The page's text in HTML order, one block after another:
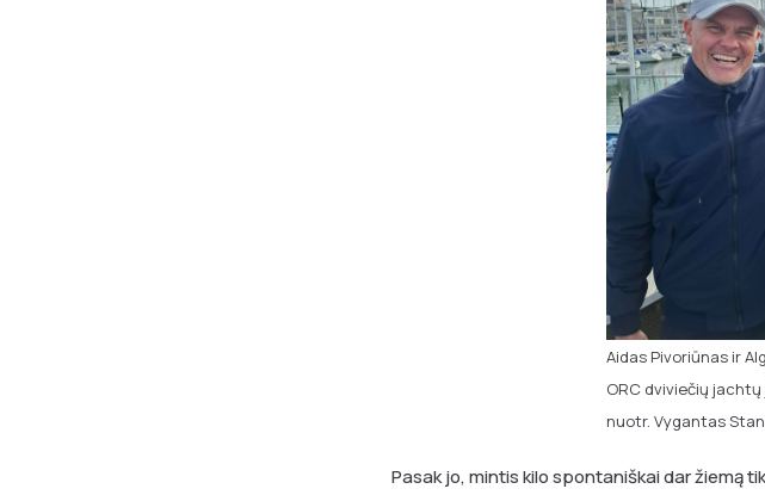
Aidas Pivoriūnas ir
ORC dviviečių
nuotr. Vygantas
Pasak jo, mintis kilo spontaniškai dar žiemą